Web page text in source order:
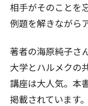
相手がそのことを
例題を解きながら
著者の海原純子さ
大学とハルメクの
講座は大人気。本
掲載されています